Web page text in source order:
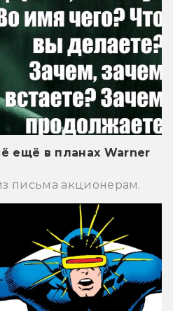
ещё в планах Warner
письма акционерам.